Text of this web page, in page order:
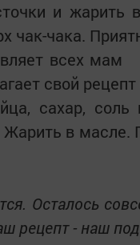
и жарить
чака.
всех мам
свой рецепт
сахар, соль
в масле.
Осталось
рецепт - наш